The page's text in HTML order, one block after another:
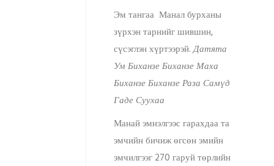
Эм тангаа Манал бурханы
зүрхэн тарнийг шившин,
сүсэглэн хүртээрэй.Датята
Ум Биханзе Биханзе Маха
Биханзе Биханзе Раза Самүд
Гаде Суухаа
Манай эмнэлгээс гарахдаа та
эмчийн бичиж өгсөн эмийн
эмчилгээг 270 гаруй төрлийн